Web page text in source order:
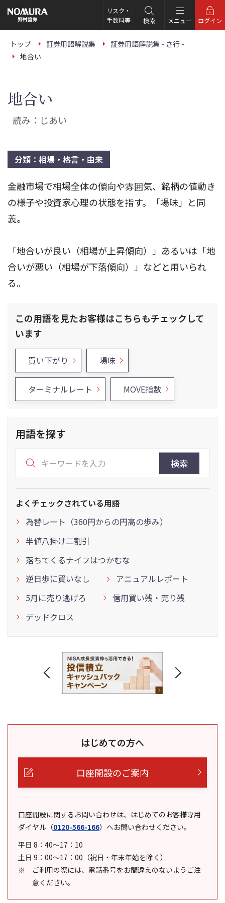
の
ー
リスク・
手数料等
検索 メニュー ログイン
トップ 証券用語解説集
証券用語解説集 - さ行 -
地合い
地合い
読み：じあい
分類：相場・格言・由来
金融市場で相場全体の傾向や雰囲気、銘柄の値動き
の様子や投資家心理の状態を指す。「場味」と同
義。
「地合いが良い（相場が上昇傾向）」あるいは「地
合いが悪い（相場が下落傾向）」などと用いられ
る。
この用語を見たお客様はこちらもチェックして
います
買い下がり 場味
ターミナルレート MOVE指数
用語を探す
検索
よくチェックされている用語
為替レート（360円からの円高の歩み）
半値八掛け二割引
落ちてくるナイフはつかむな
逆日歩に買いなし
アニュアルレポート
5月に売り逃げろ
信用買い残・売り残
デッドクロス
はじめての方へ
口座開設のご案内
口座開設に関するお問い合わせは、はじめてのお客様専用
ダイヤル （0120-566-166） へお問い合わせください。
平日 8：40～17：10
土日 9：00～17：00（祝日・年末年始を除く）
ご利用の際には、電話番号をお間違えのないようご注
意ください。